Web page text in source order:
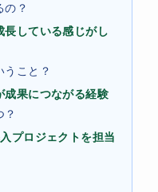
の？
している感じがし
うこと？
果につながる経験
？
プロジェクトを担当